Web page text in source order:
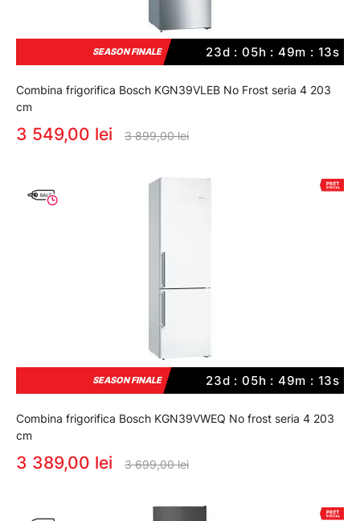
SEASON FINALE 23d : 05h : 49m : 12s
Combina frigorifica Bosch KGN39VLEB No Frost seria 4 203
cm
3 549,00 lei 3 899,00 lei
SEASON FINALE 23d : 05h : 49m : 12s
Combina frigorifica Bosch KGN39VWEQ No frost seria 4 203
cm
3 389,00 lei 3 699,00 lei